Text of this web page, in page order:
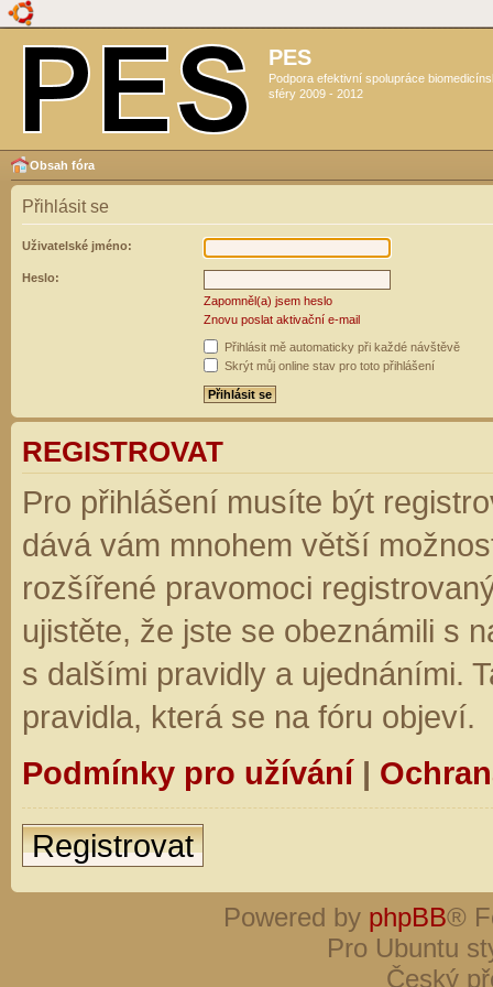
PES
Podpora efektivní spolupráce
sféry 2009 - 2012
Obsah fóra
Přihlásit se
Uživatelské jméno:
Heslo:
Zapomněl(a) jsem heslo
Znovu poslat aktivační e-mail
Přihlásit mě automaticky při každé návštěvě
Skrýt můj online stav pro toto přihlášení
REGISTROVAT
Pro přihlášení musíte být
dává vám mnohem větší
rozšířené pravomoci
ujistěte, že jste se obeznámili s
s dalšími pravidly a ujednáními.
pravidla, která se na fóru objeví.
Podmínky pro užívání|
Registrovat
Powered by phpBB®
Pro Ubuntu
Český